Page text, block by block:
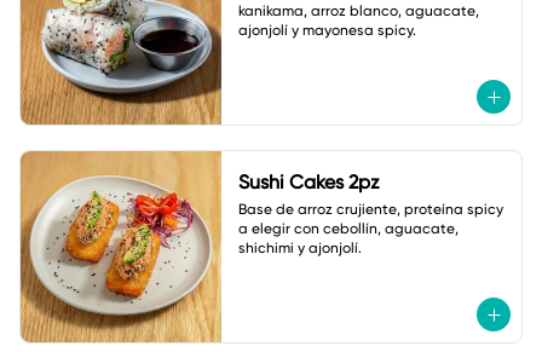
kanikama, arroz blanco, aguacate,
ajonjolí y mayonesa spicy.
Sushi Cakes 2pz
Base de arroz crujiente, proteína spicy
a elegir con cebollín, aguacate,
shichimi y ajonjolí.